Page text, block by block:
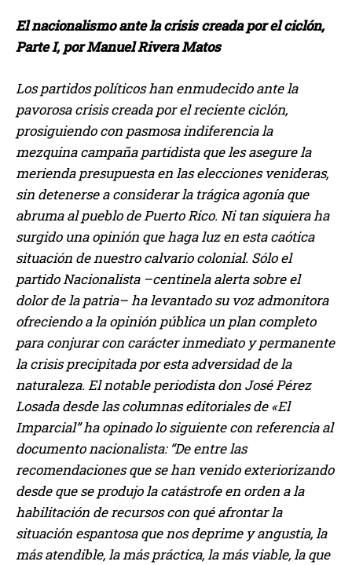
El nacionalismo ante la crisis creada por el ciclón,
Parte I, por Manuel Rivera Matos
Los partidos políticos han enmudecido ante la
pavorosa crisis creada por el reciente ciclón,
prosiguiendo con pasmosa indiferencia la
mezquina campaña partidista que les asegure la
merienda presupuesta en las elecciones venideras,
sin detenerse a considerar la trágica agonía que
abruma al pueblo de Puerto Rico. Ni tan siquiera ha
surgido una opinión que haga luz en esta caótica
situación de nuestro calvario colonial. Sólo el
partido Nacionalista –centinela alerta sobre el
dolor de la patria– ha levantado su voz admonitora
ofreciendo a la opinión pública un plan completo
para conjurar con carácter inmediato y permanente
la crisis precipitada por esta adversidad de la
naturaleza. El notable periodista don José Pérez
Losada desde las columnas editoriales de «El
Imparcial” ha opinado lo siguiente con referencia al
documento nacionalista: “De entre las
recomendaciones que se han venido exteriorizando
desde que se produjo la catástrofe en orden a la
habilitación de recursos con qué afrontar la
situación espantosa que nos deprime y angustia, la
más atendible, la más práctica, la más viable, la que